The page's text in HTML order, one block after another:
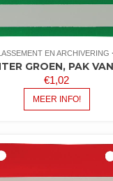
EN ARCHIVERING
GROEN, PAK
€1,02
MEER INFO!